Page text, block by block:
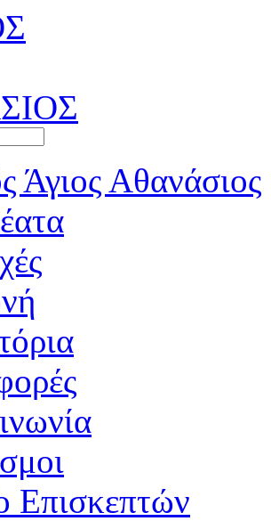
Άγιος Αθανάσιος
Επισκεπτών